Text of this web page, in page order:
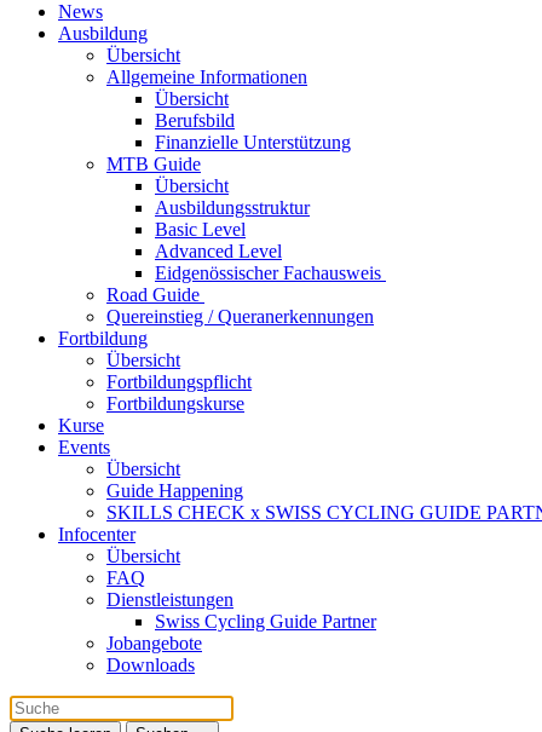
News
Ausbildung
Übersicht
Allgemeine Informationen
Übersicht
Berufsbild
Finanzielle Unterstützung
MTB Guide
Übersicht
Ausbildungsstruktur
Basic Level
Advanced Level
Eidgenössischer Fachausweis
Road Guide
Quereinstieg / Queranerkennungen
Fortbildung
Übersicht
Fortbildungspflicht
Fortbildungskurse
Kurse
Events
Übersicht
Guide Happening
SKILLS CHECK x SWISS CYCLING GUIDE
Infocenter
Übersicht
FAQ
Dienstleistungen
Swiss Cycling Guide Partner
Jobangebote
Downloads